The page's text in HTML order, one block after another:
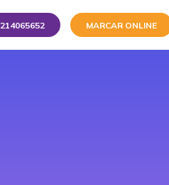
214065652 MARCAR ONLINE